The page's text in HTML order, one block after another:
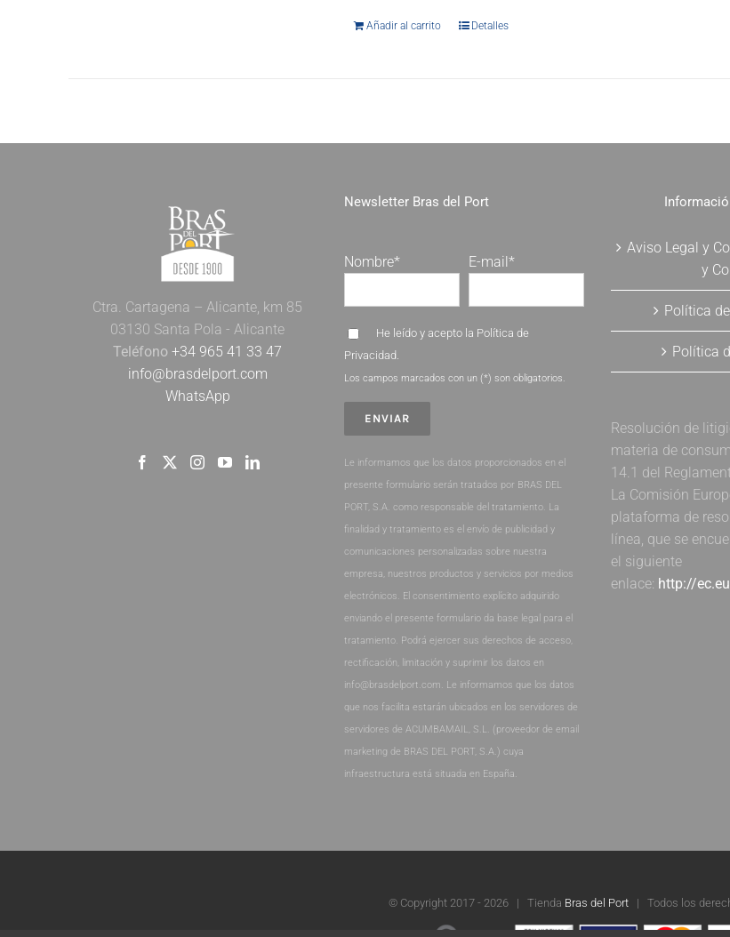
Añadir al carrito Detalles
Ctra. Cartagena – Alicante, km 85
03130 Santa Pola - Alicante
Teléfono +34 965 41 33 47
info@brasdelport.com
WhatsApp
Newsletter Bras del Port
Nombre* E-mail*
He leído y acepto la Política de
Privacidad.
Los campos marcados con un (*) son obligatorios.
Le informamos que los datos proporcionados en el
presente formulario serán tratados por BRAS DEL
PORT, S.A. como responsable del tratamiento. La
finalidad y tratamiento es el envío de publicidad y
comunicaciones personalizadas sobre nuestra
empresa, nuestros productos y servicios por medios
electrónicos. El consentimiento explícito adquirido
enviando el presente formulario da base legal para el
tratamiento. Podrá ejercer sus derechos de acceso,
rectificación, limitación y suprimir los datos en
info@brasdelport.com. Le informamos que los datos
que nos facilita estarán ubicados en los servidores de
servidores de ACUMBAMAIL, S.L. (proveedor de email
marketing de BRAS DEL PORT, S.A.) cuya
infraestructura está situada en España.
Aviso Legal y
y
Política
Política
Resolución de
materia de
14.1 del
La Comisión
plataforma de
línea, que se
el siguiente
enlace: http://
© Copyright 2017 - 2026 | Tienda Bras del Port| Todos los